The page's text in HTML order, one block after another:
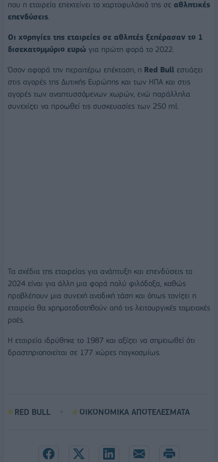
που η εταιρεία επεκτείνει το χαρτοφυλάκιό της σε αθλητικές
επενδύσεις.
Οι χορηγίες της εταιρείες σε αθλητές ξεπέρασαν το 1
δισεκατομμύριο ευρώ για πρώτη φορά το 2022.
Όσον αφορά την περαιτέρω επέκταση, η Red Bull εστιάζει
στις αγορές της Δυτικής Ευρώπης και των ΗΠΑ και στις
αγορές των αναπτυσσόμενων χωρών, ενώ παράλληλα
συνεχίζει να προωθεί τις συσκευασίες των 250 ml.
Τα σχέδια της εταιρείας για ανάπτυξη και επενδύσεις το
2024 είναι για άλλη μια φορά πολύ φιλόδοξα, καθώς
προβλέπουν μια συνεχή ανοδική τάση και όπως τονίζει η
εταιρεία θα χρηματοδοτηθούν από τις λειτουργικές ταμειακές
ροές.
Η εταιρεία ιδρύθηκε το 1987 και αξίζει να σημειωθεί ότι
δραστηριοποιείται σε 177 χώρες παγκοσμίως.
RED BULL ΟΙΚΟΝΟΜΙΚΑ ΑΠΟΤΕΛΕΣΜΑΤΑ